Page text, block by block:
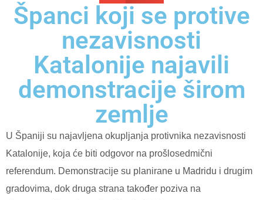
Španci koji se protive
nezavisnosti
Katalonije najavili
demonstracije širom
zemlje
U Španiji su najavljena okupljanja protivnika nezavisnosti
Katalonije, koja će biti odgovor na prošlosedmični
referendum. Demonstracije su planirane u Madridu i drugim
gradovima, dok druga strana također poziva na